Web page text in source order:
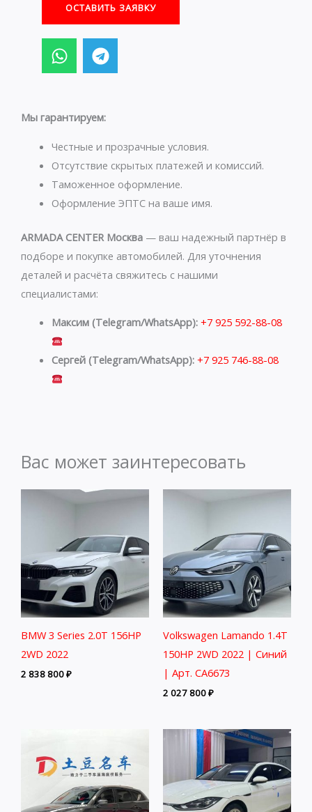
ОСТАВИТЬ ЗАЯВКУ
W
h
a
s
p
p
T
e
l
g
a
m
Мы гарантируем:
Честные и прозрачные условия.
Отсутствие скрытых платежей и комиссий.
Таможенное оформление.
Оформление ЭПТС на ваше имя.
ARMADA CENTER Москва — ваш надежный партнёр в
подборе и покупке автомобилей. Для уточнения
деталей и расчёта свяжитесь с нашими
специалистами:
Максим (Telegram/WhatsApp): +7 925 592-88-08
Сергей (Telegram/WhatsApp): +7 925 746-88-08
Вас может заинтересовать
BMW 3 Series 2.0T 156HP
2WD 2022
2 838 800₽
Volkswagen Lamando 1.4T
150HP 2WD 2022 | Синий
| Арт. CA6673
2 027 800₽